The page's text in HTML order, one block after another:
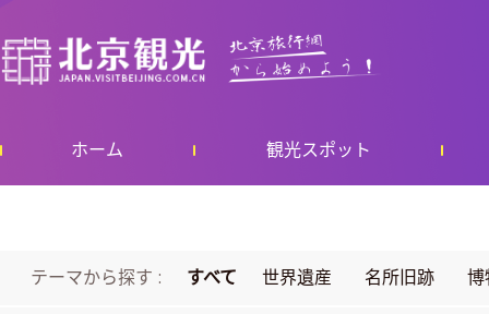
ホーム 観光スポット
テーマから探す : すべて 世界遺産 名所旧跡